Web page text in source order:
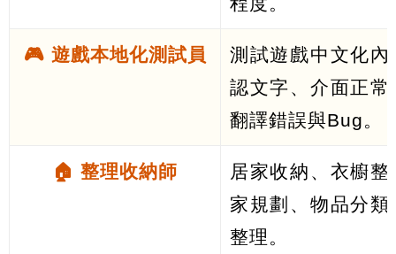
🎮 遊戲本地化測試員
測試遊戲中文化內
認文字、介面正常
翻譯錯誤與Bug。
🏠 整理收納師
居家收納、衣櫥整
家規劃、物品分類
整理。